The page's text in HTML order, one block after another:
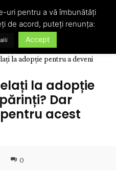
la adopție pentru a deveni
la adopție
Dar
acest
0
uri pentru a vă îmbunătăți
de acord, puteți renunța:
Accept